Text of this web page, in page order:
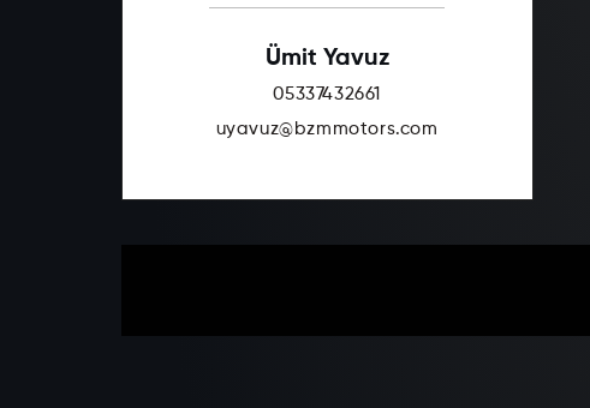
Ümit Yavuz
05337432661
uyavuz@bzmmotors.com